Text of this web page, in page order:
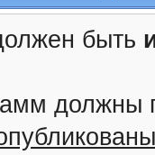
быть
должны